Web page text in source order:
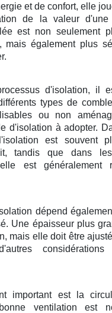
et de confort, elle
de la valeur d'une
est non seulement
mais également plus
d'isolation, il
types de
ou non
d'isolation à adopter.
est souvent
tandis que dans
elle est généralement
dépend
Une épaisseur plus
mais elle doit être
considérations
important est la
ventilation est